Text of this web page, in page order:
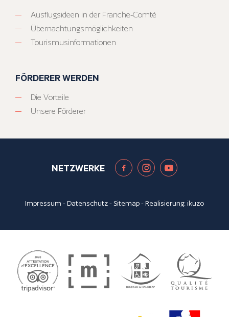
Ausflugsideen in der Franche-Comté
Übernachtungsmöglichkeiten
Tourismusinformationen
FÖRDERER WERDEN
Die Vorteile
Unsere Förderer
NETZWERKE
Impressum -Datenschutz- Sitemap- Realisierung:ikuzo